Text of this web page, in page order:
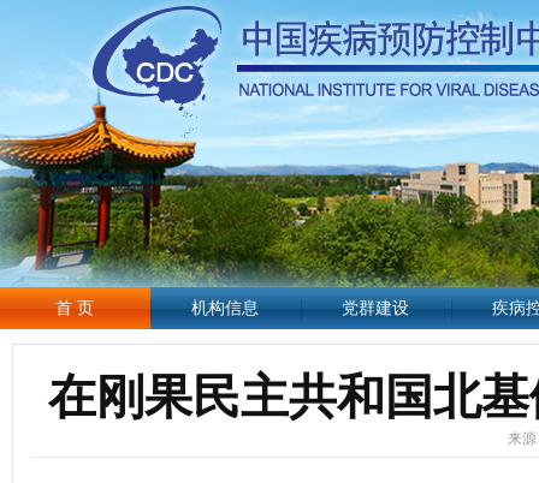
首 页 机构信息 党群建设 疾病
在刚果民主共和国北
来